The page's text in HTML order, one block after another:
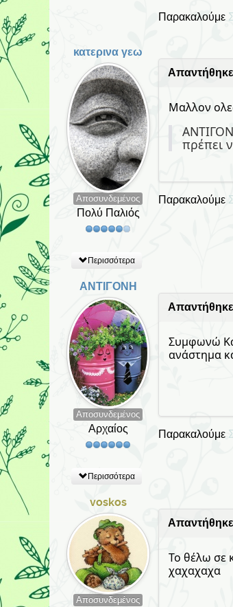
Παρακαλούμε
κατερινα γεω
Αποσυνδεμένος
Πολύ Παλιός
Περισσότερα
Μαλλον
πρέπει
Παρακαλούμε
ΑΝΤΙΓΟΝΗ
Αποσυνδεμένος
Αρχαίος
Περισσότερα
Συμφωνώ
ανάστημα
Παρακαλούμε
voskos
Αποσυνδεμένος
Το θέλω σε
χαχαχαχα